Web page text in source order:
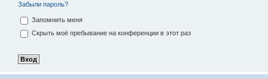
Забыли пароль?
Запомнить меня
Скрыть моё пребывание на конференции в этот раз